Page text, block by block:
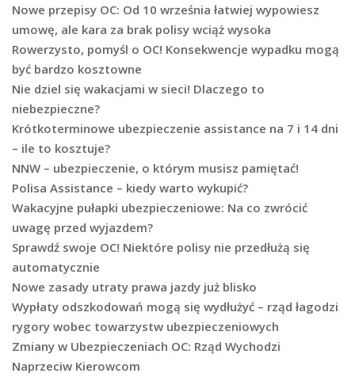
Nowe przepisy OC: Od 10 września łatwiej wypowiesz
umowę, ale kara za brak polisy wciąż wysoka
Rowerzysto, pomyśl o OC! Konsekwencje wypadku mogą
być bardzo kosztowne
Nie dziel się wakacjami w sieci! Dlaczego to
niebezpieczne?
Krótkoterminowe ubezpieczenie assistance na 7 i 14 dni
– ile to kosztuje?
NNW – ubezpieczenie, o którym musisz pamiętać!
Polisa Assistance – kiedy warto wykupić?
Wakacyjne pułapki ubezpieczeniowe: Na co zwrócić
uwagę przed wyjazdem?
Sprawdź swoje OC! Niektóre polisy nie przedłużą się
automatycznie
Nowe zasady utraty prawa jazdy już blisko
Wypłaty odszkodowań mogą się wydłużyć – rząd łagodzi
rygory wobec towarzystw ubezpieczeniowych
Zmiany w Ubezpieczeniach OC: Rząd Wychodzi
Naprzeciw Kierowcom